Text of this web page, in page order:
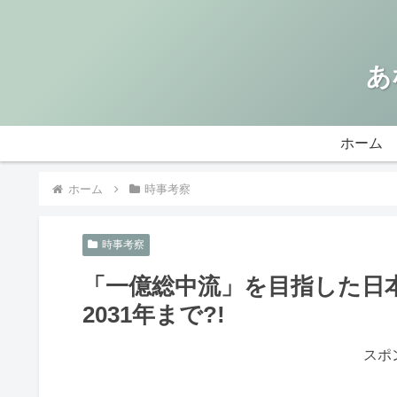
ホーム
ホーム 時事考察
時事考察
「一億総中流」を目指した
2031年まで?!
スポ